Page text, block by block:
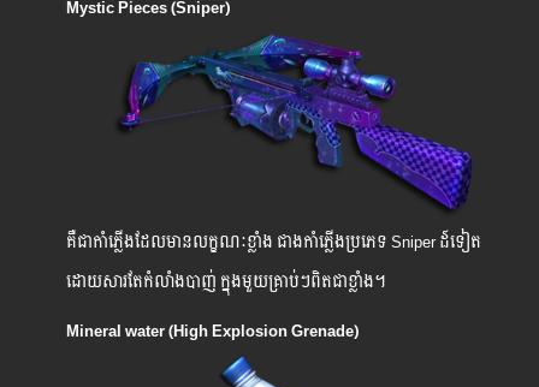
Mystic Pieces (Sniper)
គឺ​ជា​កាំភ្លើងដែល​មាន​លក្ខណៈ​ខ្លាំង ជាងកាំភ្លើងប្រភេទ Sniper ដ៍ទៀត
ដោយសារតែកំលាំងបាញ់ ក្នុងមួយគ្រាប់ៗពិតជាខ្លាំង។
Mineral water (High Explosion Grenade)